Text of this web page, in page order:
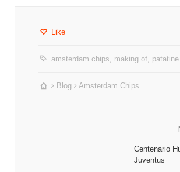
Like
amsterdam chips making of patatine
Blog Amsterdam Chips
Centenario
Juventus